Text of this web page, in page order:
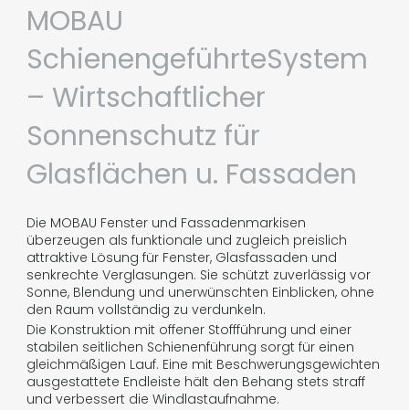
MOBAU
SchienengeführteSystem
– Wirtschaftlicher
Sonnenschutz für
Glasflächen u. Fassaden
Die MOBAU Fenster und Fassadenmarkisen
überzeugen als funktionale und zugleich preislich
attraktive Lösung für Fenster, Glasfassaden und
senkrechte Verglasungen. Sie schützt zuverlässig vor
Sonne, Blendung und unerwünschten Einblicken, ohne
den Raum vollständig zu verdunkeln.
Die Konstruktion mit offener Stoffführung und einer
stabilen seitlichen Schienenführung sorgt für einen
gleichmäßigen Lauf. Eine mit Beschwerungsgewichten
ausgestattete Endleiste hält den Behang stets straff
und verbessert die Windlastaufnahme.